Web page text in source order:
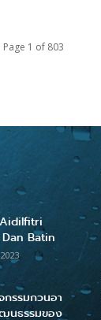
Page 1 of 803
Batin
รรมกวนอา
นธรรมของ